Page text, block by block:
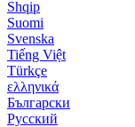
Shqip
Suomi
Svenska
Tiếng Việt
Türkçe
ελληνικά
Български
Русский